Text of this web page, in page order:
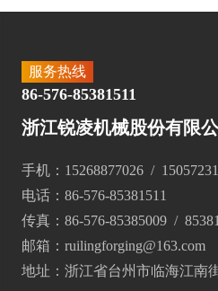
服务热线
86-576-85381511
浙江锐凌机械股份有限
手机： 15268877026 /
电话：86-576-85381511
传真：86-576-85385009 /
邮箱：ruilingforging@163.com
地址：浙江省台州市临海江南